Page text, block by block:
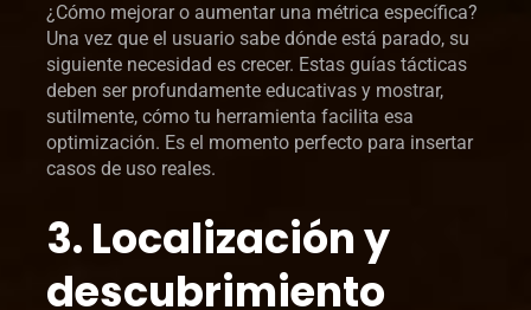
¿Cómo mejorar o aumentar una métrica específica?
Una vez que el usuario sabe dónde está parado, su
siguiente necesidad es crecer. Estas guías tácticas
deben ser profundamente educativas y mostrar,
sutilmente, cómo tu herramienta facilita esa
optimización. Es el momento perfecto para insertar
casos de uso reales.
3. Localización y
descubrimiento